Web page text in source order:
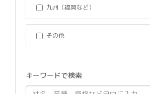
九州（福岡など）
その他
キーワードで検索